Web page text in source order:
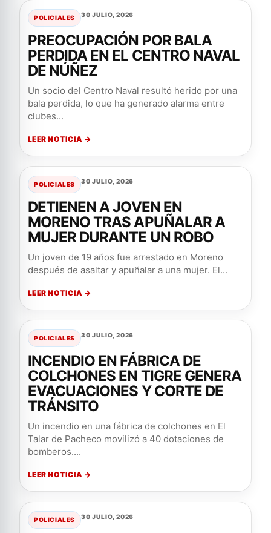
POLICIALES 30 JULIO, 2026
PREOCUPACIÓN POR BALA
PERDIDA EN EL CENTRO NAVAL
DE NÚÑEZ
Un socio del Centro Naval resultó herido por una
bala perdida, lo que ha generado alarma entre
clubes...
LEER NOTICIA →
POLICIALES 30 JULIO, 2026
DETIENEN A JOVEN EN
MORENO TRAS APUÑALAR A
MUJER DURANTE UN ROBO
Un joven de 19 años fue arrestado en Moreno
después de asaltar y apuñalar a una mujer. El...
LEER NOTICIA →
POLICIALES 30 JULIO, 2026
INCENDIO EN FÁBRICA DE
COLCHONES EN TIGRE GENERA
EVACUACIONES Y CORTE DE
TRÁNSITO
Un incendio en una fábrica de colchones en El
Talar de Pacheco movilizó a 40 dotaciones de
bomberos....
LEER NOTICIA →
POLICIALES 30 JULIO, 2026